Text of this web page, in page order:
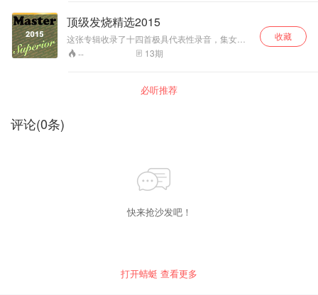
顶级发烧精选2015
这张专辑收录了十四首极具代表性录音，集女
声、男声、爵士及古典于一碟，首首动听、秒秒
精彩。
-- 13期
收藏
必听推荐
评论(0条)
快来抢沙发吧！
打开蜻蜓 查看更多